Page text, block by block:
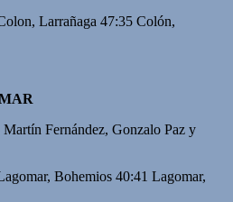
Larrañaga 47:35 Colón,
Martín Fernández, Gonzalo Paz y
Bohemios 40:41 Lagomar,